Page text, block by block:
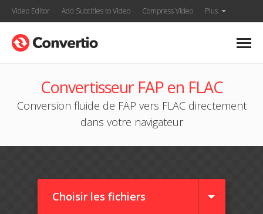
Video Editor Add Subtitles to Video Compress Video Plus
Convertisseur FAP en FLAC
Conversion fluide de FAP vers FLAC directement
dans votre navigateur
Choisir les fichiers